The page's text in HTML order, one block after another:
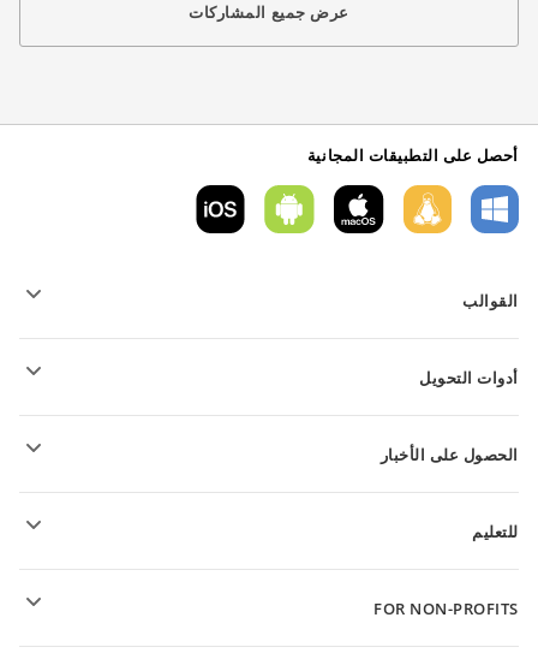
عرض جميع المشاركات
أحصل على التطبيقات المجانية
القوالب
قوالب المستندات النصية
قوالب الجداول
قوالب العروض التقديمية
أدوات التحويل
تحويل جداول البيانات
تحويل العروض التقديمية
تحويل ملفات PDF
الحصول على الأخبار
للتعليم
للمعلمين
FOR NON-PROFITS